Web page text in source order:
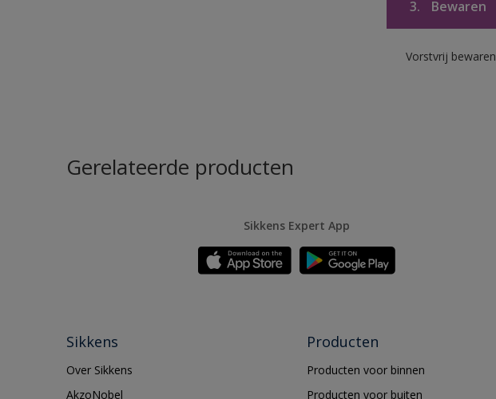
3. Bewaren
Vorstvrij bewaren
Gerelateerde producten
Sikkens Expert App
Sikkens
Over Sikkens
AkzoNobel
Producten
Producten voor binnen
Producten voor buiten